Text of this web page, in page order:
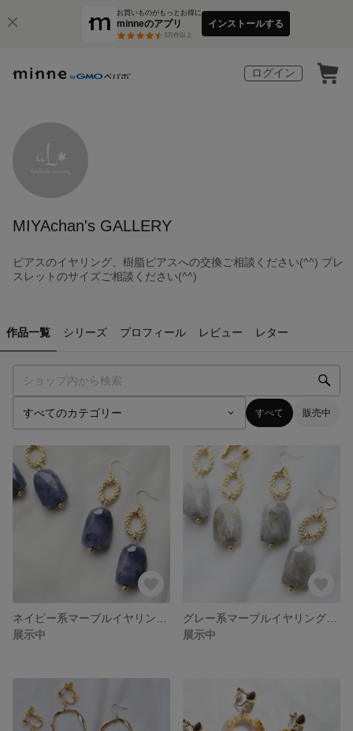
お買いものがもっとお得に
minneのアプリ
3万件以上
インストールする
ログイン
MIYAchan's GALLERY
ピアスのイヤリング、樹脂ピアスへの交換ご相談ください(^^) ブレ
スレットのサイズご相談ください(^^)
作品一覧 シリーズ プロフィール レビュー レター
すべて 販売中
展示中
展示中